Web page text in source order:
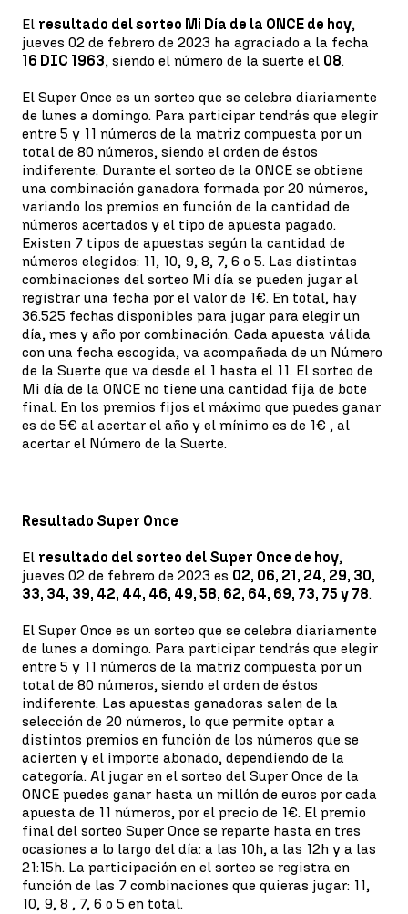
El resultado del sorteo Mi Día de la ONCE de hoy,
jueves 02 de febrero de 2023 ha agraciado a la fecha
16 DIC 1963, siendo el número de la suerte el 08.
El Super Once es un sorteo que se celebra diariamente
de lunes a domingo. Para participar tendrás que elegir
entre 5 y 11 números de la matriz compuesta por un
total de 80 números, siendo el orden de éstos
indiferente. Durante el sorteo de la ONCE se obtiene
una combinación ganadora formada por 20 números,
variando los premios en función de la cantidad de
números acertados y el tipo de apuesta pagado.
Existen 7 tipos de apuestas según la cantidad de
números elegidos: 11, 10, 9, 8, 7, 6 o 5. Las distintas
combinaciones del sorteo Mi día se pueden jugar al
registrar una fecha por el valor de 1€. En total, hay
36.525 fechas disponibles para jugar para elegir un
día, mes y año por combinación. Cada apuesta válida
con una fecha escogida, va acompañada de un Número
de la Suerte que va desde el 1 hasta el 11. El sorteo de
Mi día de la ONCE no tiene una cantidad fija de bote
final. En los premios fijos el máximo que puedes ganar
es de 5€ al acertar el año y el mínimo es de 1€ , al
acertar el Número de la Suerte.
Resultado Super Once
El resultado del sorteo del Super Once de hoy,
jueves 02 de febrero de 2023 es 02, 06, 21, 24, 29, 30,
33, 34, 39, 42, 44, 46, 49, 58, 62, 64, 69, 73, 75 y 78.
El Super Once es un sorteo que se celebra diariamente
de lunes a domingo. Para participar tendrás que elegir
entre 5 y 11 números de la matriz compuesta por un
total de 80 números, siendo el orden de éstos
indiferente. Las apuestas ganadoras salen de la
selección de 20 números, lo que permite optar a
distintos premios en función de los números que se
acierten y el importe abonado, dependiendo de la
categoría. Al jugar en el sorteo del Super Once de la
ONCE puedes ganar hasta un millón de euros por cada
apuesta de 11 números, por el precio de 1€. El premio
final del sorteo Super Once se reparte hasta en tres
ocasiones a lo largo del día: a las 10h, a las 12h y a las
21:15h. La participación en el sorteo se registra en
función de las 7 combinaciones que quieras jugar: 11,
10, 9, 8 , 7, 6 o 5 en total.